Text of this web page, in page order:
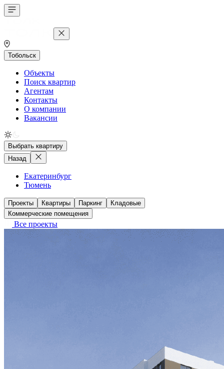
Тобольск
Объекты
Поиск квартир
Агентам
Контакты
О компании
Вакансии
Выбрать квартиру
Назад
Екатеринбург
Тюмень
Проекты Квартиры Паркинг
Кладовые
Коммерческие помещения
Все проекты